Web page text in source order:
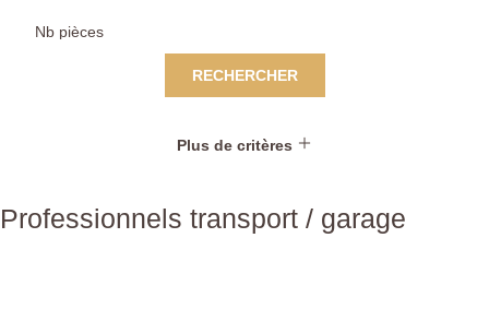
RECHERCHER
Plus de critères
Professionnels transport / garage